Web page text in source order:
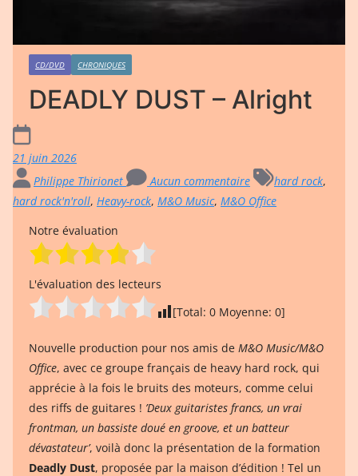
CD/DVD CHRONIQUES
DEADLY DUST – Alright
21 juin 2026
Philippe Thirionet
Aucun commentaire hard rock,
hard rock'n'roll, Heavy-rock, M&O Music, M&O Office
Notre évaluation
L'évaluation des lecteurs
[Total: 0 Moyenne: 0]
Nouvelle production pour nos amis de M&O Music/M&O
Office, avec ce groupe français de heavy hard rock, qui
apprécie à la fois le bruits des moteurs, comme celui
des riffs de guitares ! ’Deux guitaristes francs, un vrai
frontman, un bassiste doué en groove, et un batteur
dévastateur’, voilà donc la présentation de la formation
Deadly Dust, proposée par la maison d’édition ! Tel un